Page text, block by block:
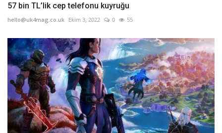
57 bin TL’lik cep telefonu kuyruğu
hello@uk4mag.co.uk Ekim 3, 2022 0 55